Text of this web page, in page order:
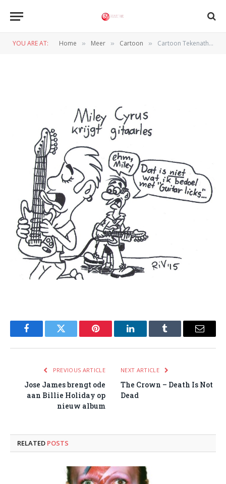
YOU ARE AT: Home » Meer » Cartoon » Cartoon Tekenathon: Miley Cyrus krijgt gitaarles
Cartoon Tekenathon: Miley
FacebookTwitter Pinterest LinkedInTumblr Email
PREVIOUS ARTICLE
Jose James brengt ode
aan Billie Holiday op
nieuw album
NEXT ARTICLE
The Crown – Death Is Not
Dead
RELATED POSTS